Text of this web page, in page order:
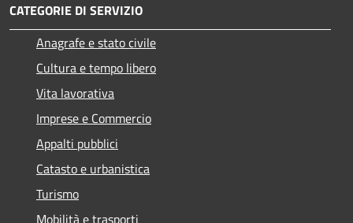
CATEGORIE DI SERVIZIO
Anagrafe e stato civile
Cultura e tempo libero
Vita lavorativa
Imprese e Commercio
Appalti pubblici
Catasto e urbanistica
Turismo